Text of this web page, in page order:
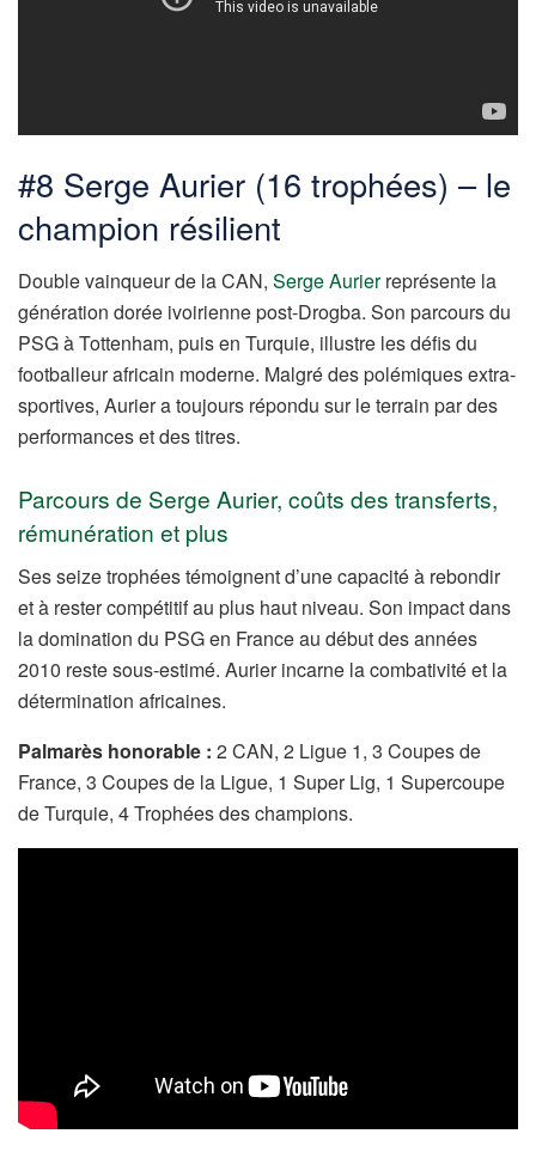
#8 Serge Aurier (16 trophées) – le
champion résilient
Double vainqueur de la CAN, Serge Aurierreprésente la
génération dorée ivoirienne post-Drogba. Son parcours du
PSG à Tottenham, puis en Turquie, illustre les défis du
footballeur africain moderne. Malgré des polémiques extra-
sportives, Aurier a toujours répondu sur le terrain par des
performances et des titres.
Parcours de Serge Aurier, coûts des transferts,
rémunération et plus
Ses seize trophées témoignent d’une capacité à rebondir
et à rester compétitif au plus haut niveau. Son impact dans
la domination du PSG en France au début des années
2010 reste sous-estimé. Aurier incarne la combativité et la
détermination africaines.
Palmarès honorable : 2 CAN, 2 Ligue 1, 3 Coupes de
France, 3 Coupes de la Ligue, 1 Super Lig, 1 Supercoupe
de Turquie, 4 Trophées des champions.